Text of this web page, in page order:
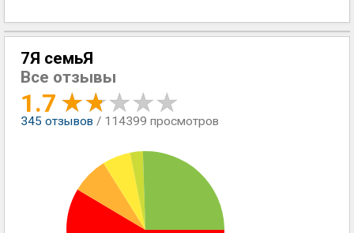
7Я семьЯ
Все отзывы
1.7
345 отзывов / 114399 просмотров